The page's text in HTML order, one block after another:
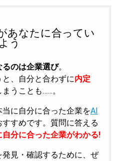
あなたに合ってい
う
るのは企業選び。
、自分と合わずに内定
うことも……。
に自分に合った企業をAI
すすめです。質問に答える
分に合った企業がわかる!
見・確認するために、ぜ